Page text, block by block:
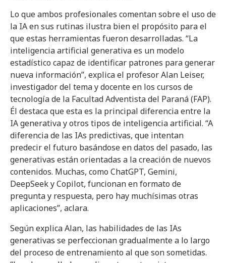
Lo que ambos profesionales comentan sobre el uso de
la IA en sus rutinas ilustra bien el propósito para el
que estas herramientas fueron desarrolladas. “La
inteligencia artificial generativa es un modelo
estadístico capaz de identificar patrones para generar
nueva información”, explica el profesor Alan Leiser,
investigador del tema y docente en los cursos de
tecnología de la Facultad Adventista del Paraná (FAP).
Él destaca que esta es la principal diferencia entre la
IA generativa y otros tipos de inteligencia artificial. “A
diferencia de las IAs predictivas, que intentan
predecir el futuro basándose en datos del pasado, las
generativas están orientadas a la creación de nuevos
contenidos. Muchas, como ChatGPT, Gemini,
DeepSeek y Copilot, funcionan en formato de
pregunta y respuesta, pero hay muchísimas otras
aplicaciones”, aclara.
Según explica Alan, las habilidades de las IAs
generativas se perfeccionan gradualmente a lo largo
del proceso de entrenamiento al que son sometidas.